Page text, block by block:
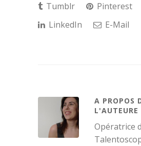
Tumblr
Pinterest
LinkedIn
E-Mail
A PROPOS
L'AUTEURE
Opératrice